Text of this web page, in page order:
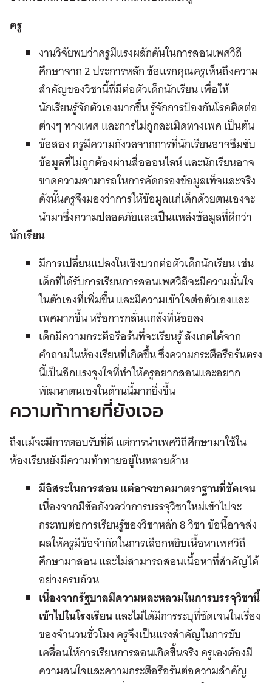
ครู
งานวิจัยพบว่าครูมีแรงผลักดันในการสอนเพศวิถี
ศึกษาจาก 2 ประการหลัก ข้อแรกคุณครูเห็นถึงความ
สำคัญของวิชานี้ที่มีต่อตัวเด็กนักเรียน เพื่อให้
นักเรียนรู้จักตัวเองมากขึ้น รู้จักการป้องกันโรคติดต่อ
ต่างๆ ทางเพศ และการไม่ถูกละเมิดทางเพศ เป็นต้น
ข้อสอง ครูมีความกังวลจากการที่นักเรียนอาจซึมซับ
ข้อมูลที่ไม่ถูกต้องผ่านสื่อออนไลน์ และนักเรียนอาจ
ขาดความสามารถในการคัดกรองข้อมูลเท็จและจริง
ดังนั้นครูจึงมองว่าการให้ข้อมูลแก่เด็กด้วยตนเองจะ
นำมาซึ่งความปลอดภัยและเป็นแหล่งข้อมูลที่ดีกว่า
นักเรียน
มีการเปลี่ยนแปลงในเชิงบวกต่อตัวเด็กนักเรียน เช่น
เด็กที่ได้รับการเรียนการสอนเพศวิถีจะมีความมั่นใจ
ในตัวเองที่เพิ่มขึ้น และมีความเข้าใจต่อตัวเองและ
เพศมากขึ้น หรือการกลั่นแกล้งที่น้อยลง
เด็กมีความกระตือรือร้นที่จะเรียนรู้ สังเกตได้จาก
คำถามในห้องเรียนที่เกิดขึ้น ซึ่งความกระตือรือร้นตรง
นี้เป็นอีกแรงจูงใจที่ทำให้ครูอยากสอนและอยาก
พัฒนาตนเองในด้านนี้มากยิ่งขึ้น
ความท้าทายที่ยังเจอ
ถึงแม้จะมีการตอบรับที่ดี แต่การนำเพศวิถีศึกษามาใช้ใน
ห้องเรียนยังมีความท้าทายอยู่ในหลายด้าน
มีอิสระในการสอน แต่อาจขาดมาตราฐานที่ชัดเจน
เนื่องจากมีข้อกังวลว่าการบรรจุวิชาใหม่เข้าไปจะ
กระทบต่อการเรียนรู้ของวิชาหลัก 8 วิชา ข้อนี้อาจส่ง
ผลให้ครูมีข้อจำกัดในการเลือกหยิบเนื้อหาเพศวิถี
ศึกษามาสอน และไม่สามารถสอนเนื้อหาที่สำคัญได้
อย่างครบถ้วน
เนื่องจากรัฐบาลมีความหละหลวมในการบรรจุวิชานี้
เข้าไปในโรงเรียนและไม่ได้มีการระบุที่ชัดเจนในเรื่อง
ของจำนวนชั่วโมง ครูจึงเป็นแรงสำคัญในการขับ
เคลื่อนให้การเรียนการสอนเกิดขึ้นจริง ครูเองต้องมี
ความสนใจและความกระตือรือร้นต่อความสำคัญ